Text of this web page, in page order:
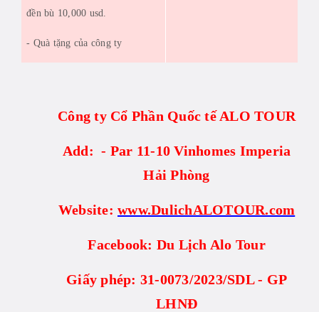
đền bù 10,000 usd.
- Quà tặng của công ty
Công ty Cổ Phần Quốc tế ALO TOUR
Add: - Par 11-10 Vinhomes Imperia
Hải Phòng
Website: www.DulichALOTOUR.com
Facebook: Du Lịch Alo Tour
Giấy phép: 31-0073/2023/SDL - GP
LHNĐ